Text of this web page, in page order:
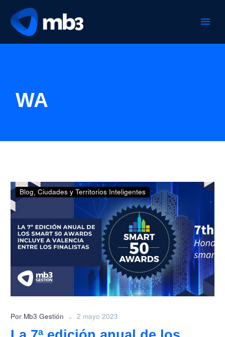
WA
La
7ª
edición
anual
los
Smart
50
Awards
incluye
a
Blog Ciudades y Territorios Inteligentes
Por Mb3 Gestión - 2 mayo 2023